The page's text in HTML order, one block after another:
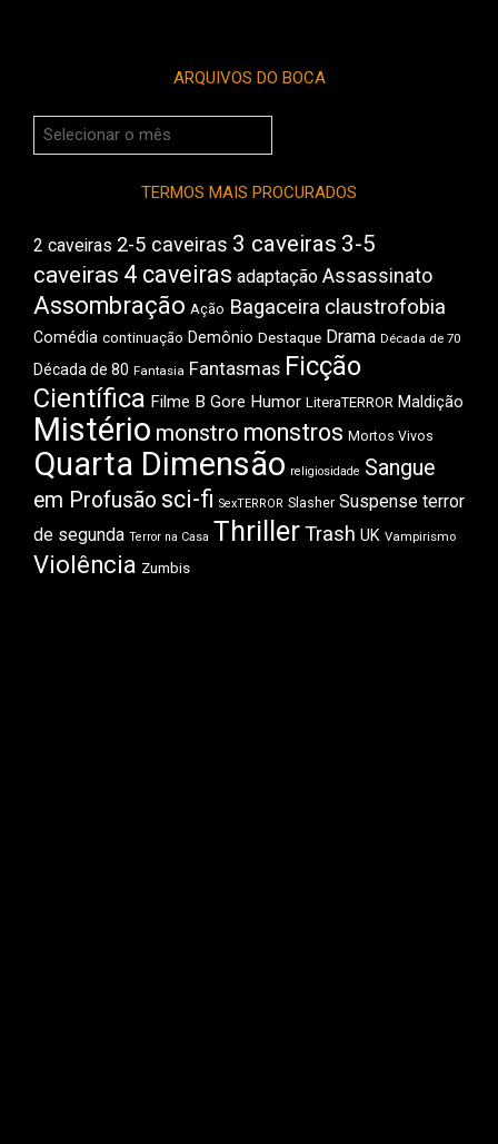
ARQUIVOS DO BOCA
Arquivos
do
TERMOS MAIS PROCURADOS
2 caveiras 2-5 caveiras 3 caveiras 3-5
caveiras 4 caveiras adaptação Assassinato
Assombração Ação Bagaceira claustrofobia
Comédia continuação Demônio Destaque Drama Década de 70
Década de 80 Fantasia Fantasmas Ficção
Científica Filme B Gore Humor LiteraTERROR Maldição
Mistério monstro monstros Mortos Vivos
Quarta Dimensão religiosidade Sangue
em Profusão sci-fi SexTERROR Slasher Suspense terror
de segunda Terror na Casa ThrillerTrash UK Vampirismo
Violência Zumbis